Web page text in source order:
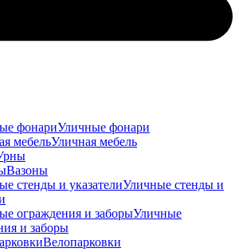
Уличные фонари
Уличная мебель
Вазоны
Уличные стенды и
Уличные
и заборы
Велопарковки